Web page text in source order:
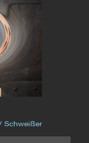
Schweißer